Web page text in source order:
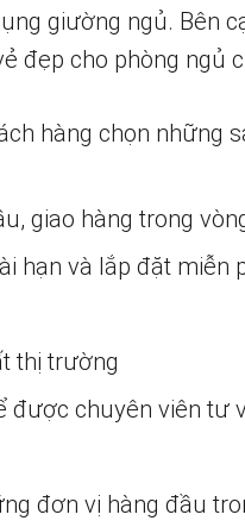
giường ngủ. Bên
đẹp cho phòng ngủ
hàng chọn những
giao hàng trong
hạn và lắp đặt miễn
thị trường
được chuyên viên tư
đơn vị hàng đầu